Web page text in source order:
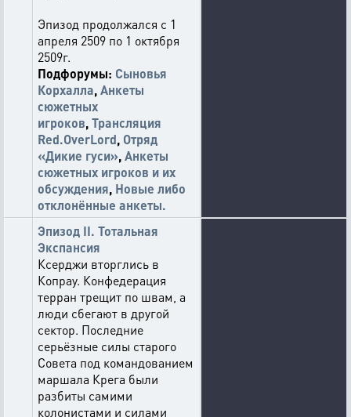
Эпизод продолжался с 1
апреля 2509 по 1 октября
2509г.
Подфорумы: Сыновья
Корхалла,Анкеты
сюжетных
игроков,Трансляция
Red.OverLord, Отряд
«Дикие гуси»,Анкеты
сюжетных игроков и их
обсуждения, Новые либо
отклонённые анкеты.
Эпизод II. Тотальная
Экспансия
Ксерджи вторглись в
Копрау. Конфедерация
терран трещит по швам, а
люди сбегают в другой
сектор. Последние
серьёзные силы старого
Совета под командованием
маршала Крега были
разбиты самими
колонистами и силами